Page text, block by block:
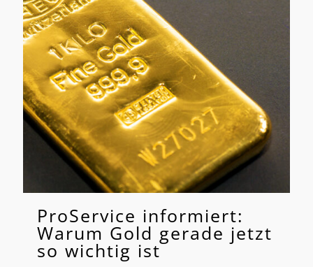
ProService informiert:
Warum Gold gerade jetzt
so wichtig ist